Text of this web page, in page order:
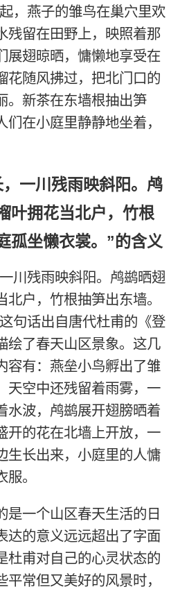
，燕子的雏鸟在巢穴里欢
残留在田野上，映照着那
展翅晾晒，慵懒地享受在
花随风拂过，把北门口的
。新茶在东墙根抽出笋
在小庭里静静地坐着，
一川残雨映斜阳。鸬
叶拥花当北户，竹根
孤坐懒衣裳。”的含义
川残雨映斜阳。鸬鹚晒翅
户，竹根抽笋出东墙。
句话出自唐代杜甫的《登
绘了春天山区景象。这几
容有：燕垒小鸟孵出了雏
天空中还残留着雨雾，一
水波，鸬鹚展开翅膀晒着
开的花在北墙上开放，一
生长出来，小庭里的人慵
。
是一个山区春天生活的日
达的意义远远超出了字面
杜甫对自己的心灵状态的
平常但又美好的风景时，